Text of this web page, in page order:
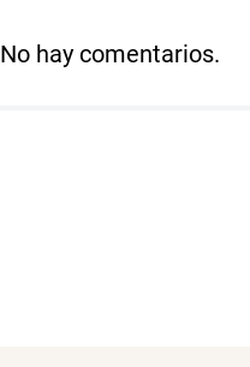
No hay comentarios.